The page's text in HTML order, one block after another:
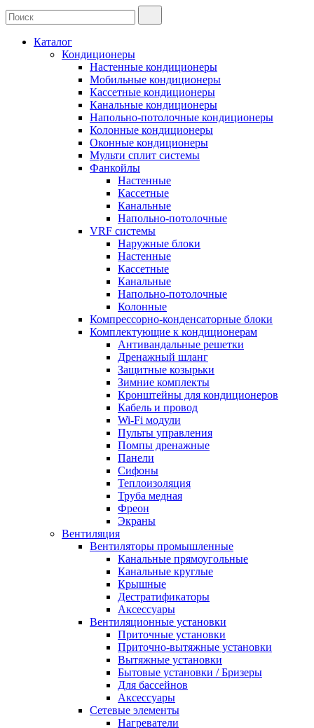
Каталог
Кондиционеры
Настенные кондиционеры
Мобильные кондиционеры
Кассетные кондиционеры
Канальные кондиционеры
Напольно-потолочные кондиционеры
Колонные кондиционеры
Оконные кондиционеры
Мульти сплит системы
Фанкойлы
Настенные
Кассетные
Канальные
Напольно-потолочные
VRF системы
Наружные блоки
Настенные
Кассетные
Канальные
Напольно-потолочные
Колонные
Компрессорно-конденсаторные блоки
Комплектующие к кондиционерам
Антивандальные решетки
Дренажный шланг
Защитные козырьки
Зимние комплекты
Кронштейны для кондиционеров
Кабель и провод
Wi-Fi модули
Пульты управления
Помпы дренажные
Панели
Сифоны
Теплоизоляция
Труба медная
Фреон
Экраны
Вентиляция
Вентиляторы промышленные
Канальные прямоугольные
Канальные круглые
Крышные
Дестратификаторы
Аксессуары
Вентиляционные установки
Приточные установки
Приточно-вытяжные установки
Вытяжные установки
Бытовые установки / Бризеры
Для бассейнов
Аксессуары
Сетевые элементы
Нагреватели